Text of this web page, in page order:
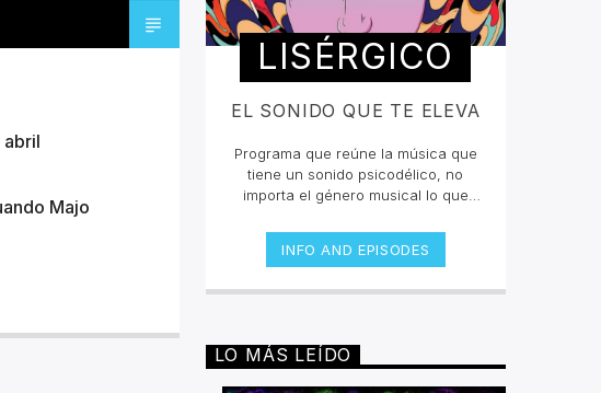
Majo
LISÉRGICO
EL SONIDO QUE TE ELEVA
Programa que reúne la música que
tiene un sonido psicodélico, no
importa el género musical lo que
canciones que te eleven y te hagan
sentir en un viaje sensorial. La
López e invitados que nos
a 2pm por invencible.net
INFO AND EPISODES
LO MÁS LEÍDO